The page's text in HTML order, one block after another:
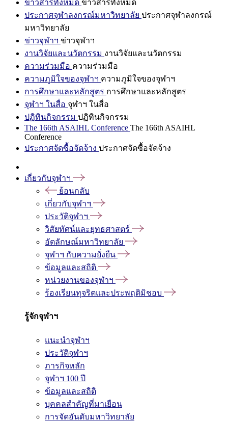
ข่าวสารทั้งหมด ข่าวสารทั้งหมด
ประกาศจุฬาลงกรณ์มหาวิทยาลัย ประกาศจุฬาลงกรณ์
มหาวิทยาลัย
ข่าวจุฬาฯ ข่าวจุฬาฯ
งานวิจัยและนวัตกรรม งานวิจัยและนวัตกรรม
ความร่วมมือ ความร่วมมือ
ความภูมิใจของจุฬาฯ ความภูมิใจของจุฬาฯ
การศึกษาและหลักสูตร การศึกษาและหลักสูตร
จุฬาฯ ในสื่อ จุฬาฯ ในสื่อ
ปฏิทินกิจกรรม ปฏิทินกิจกรรม
The 166th ASAIHL Conference The 166th ASAIHL
Conference
ประกาศจัดซื้อจัดจ้าง ประกาศจัดซื้อจัดจ้าง
เกี่ยวกับจุฬาฯ
ย้อนกลับ
เกี่ยวกับจุฬาฯ
ประวัติจุฬาฯ
วิสัยทัศน์และยุทธศาสตร์
อัตลักษณ์มหาวิทยาลัย
จุฬาฯ กับความยั่งยืน
ข้อมูลและสถิติ
หน่วยงานของจุฬาฯ
ร้องเรียนทุจริตและประพฤติมิชอบ
รู้จักจุฬาฯ
แนะนำจุฬาฯ
ประวัติจุฬาฯ
ภารกิจหลัก
จุฬาฯ 100 ปี
ข้อมูลและสถิติ
บุคคลสำคัญที่มาเยือน
การจัดอันดับมหาวิทยาลัย